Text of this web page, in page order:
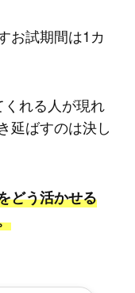
お試期間は1カ
れる人が現れ
延ばすのは決し
どう活かせる